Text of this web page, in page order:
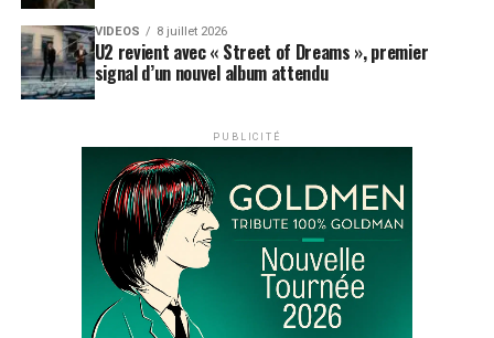
VIDEOS 8 juillet 2026
U2 revient avec « Street of Dreams », premier
signal d’un nouvel album attendu
PUBLICITÉ